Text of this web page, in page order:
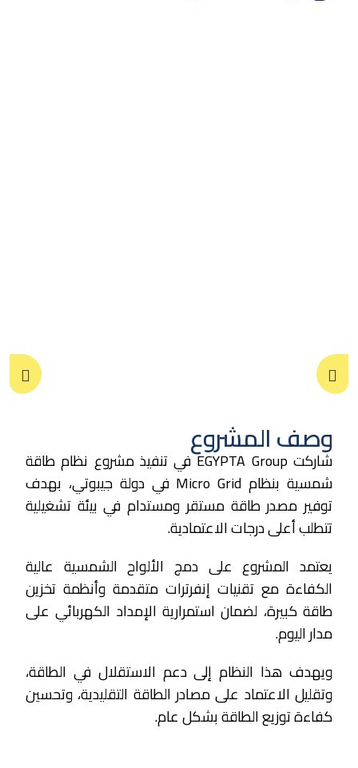
وصف المشروع
شاركت EGYPTA Group في تنفيذ مشروع نظام طاقة
شمسية بنظام Micro Grid في دولة جيبوتي، بهدف
توفير مصدر طاقة مستقر ومستدام في بيئة تشغيلية
تتطلب أعلى درجات الاعتمادية.
يعتمد المشروع على دمج الألواح الشمسية عالية
الكفاءة مع تقنيات إنفرترات متقدمة وأنظمة تخزين
طاقة كبيرة، لضمان استمرارية الإمداد الكهربائي على
مدار اليوم.
ويهدف هذا النظام إلى دعم الاستقلال في الطاقة،
وتقليل الاعتماد على مصادر الطاقة التقليدية، وتحسين
كفاءة توزيع الطاقة بشكل عام.